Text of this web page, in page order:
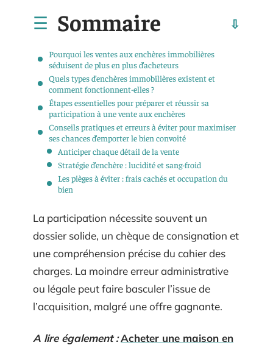
Sommaire
Pourquoi les ventes aux enchères immobilières
séduisent de plus en plus d’acheteurs
Quels types d’enchères immobilières existent et
comment fonctionnent-elles ?
Étapes essentielles pour préparer et réussir sa
participation à une vente aux enchères
Conseils pratiques et erreurs à éviter pour maximiser
ses chances d’emporter le bien convoité
Anticiper chaque détail de la vente
Stratégie d’enchère : lucidité et sang-froid
Les pièges à éviter : frais cachés et occupation du
bien
La participation nécessite souvent un
dossier solide, un chèque de consignation et
une compréhension précise du cahier des
charges. La moindre erreur administrative
ou légale peut faire basculer l’issue de
l’acquisition, malgré une offre gagnante.
A lire également :Acheter une maison en